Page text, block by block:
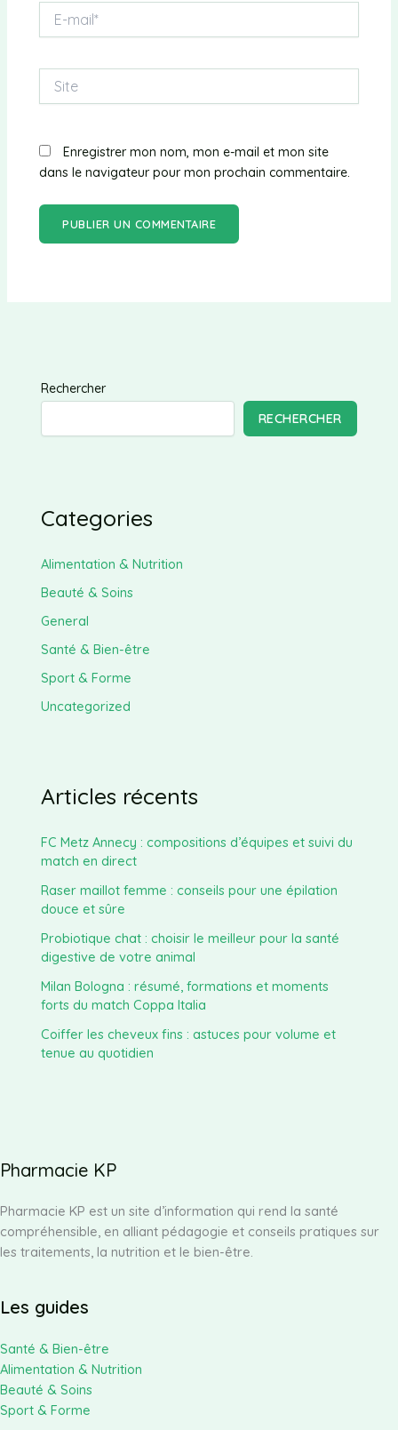
mail*
Enregistrer mon nom, mon e-mail et mon site
dans le navigateur pour mon prochain commentaire.
Rechercher
RECHERCHER
Categories
Alimentation & Nutrition
Beauté & Soins
General
Santé & Bien-être
Sport & Forme
Uncategorized
Articles récents
FC Metz Annecy : compositions d’équipes et suivi du
match en direct
Raser maillot femme : conseils pour une épilation
douce et sûre
Probiotique chat : choisir le meilleur pour la santé
digestive de votre animal
Milan Bologna : résumé, formations et moments
forts du match Coppa Italia
Coiffer les cheveux fins : astuces pour volume et
tenue au quotidien
Pharmacie KP
Pharmacie KP est un site d’information qui rend la santé
compréhensible, en alliant pédagogie et conseils pratiques sur
les traitements, la nutrition et le bien-être.
Les guides
Santé & Bien-être
Alimentation & Nutrition
Beauté & Soins
Sport & Forme